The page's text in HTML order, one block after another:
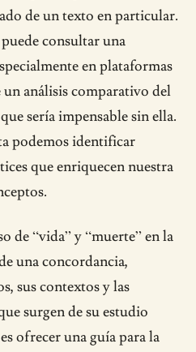
de un texto en particular.
consultar una
en plataformas
análisis comparativo del
sería impensable sin ella.
podemos identificar
que enriquecen nuestra
de “vida” y “muerte” en la
una concordancia,
sus contextos y las
surgen de su estudio
ofrecer una guía para la